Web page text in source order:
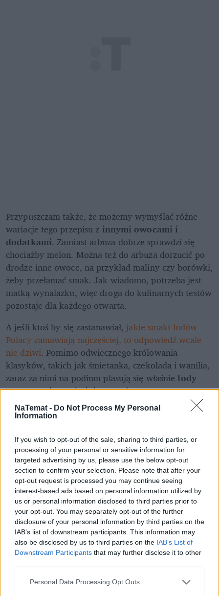
NaTemat - Do Not Process My Personal
Information
If you wish to opt-out of the sale, sharing to third parties, or
processing of your personal or sensitive information for
targeted advertising by us, please use the below opt-out
section to confirm your selection. Please note that after your
opt-out request is processed you may continue seeing
interest-based ads based on personal information utilized by
us or personal information disclosed to third parties prior to
your opt-out. You may separately opt-out of the further
disclosure of your personal information by third parties on the
IAB’s list of downstream participants. This information may
also be disclosed by us to third parties on the IAB’s List of
Downstream Participants that may further disclose it to other
Personal Data Processing Opt Outs
Przypuszczam także, że możemy wymyślać różne
wariacje tego przepisu z innymi owocami i
dodatkami. Zamiast arbuza dobrze sprawdzi się
chociażby melon. Można też do arbuza dorzucić po
drodze inne owoce, na przykład maliny czy borówki,
żeby przełamać smak. Jak wiadomo, potrzeba jest
matką wynalazku, więc droga do kulinarnych testów
pozostaje dla każdego otwarta.
A jeśli ktoś by się zastanawiał, jakie smaki lodów
Polacy zamawiają najczęściej, to odpowiedź wcale
nie dziwi. Pomimo odwiecznego królowania
klasyków, takich jak śmietanka, czekolada i wanilia,
zaraz za nimi na podium plasują się właśnie lody
owocowe i orzeźwiające sorbety.
obserwuj nas w Google News!
Więcej:
Lifestyle
Jedzenie Przepisy
Karina Masłyk
Obserwuj